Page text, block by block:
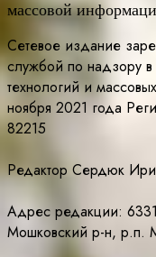
массовой
Сетевое издание
службой по надзору
технологий и
ноября 2021 года
82215
Редактор Сердюк
Адрес редакции:
Мошковский р-н, р.п.